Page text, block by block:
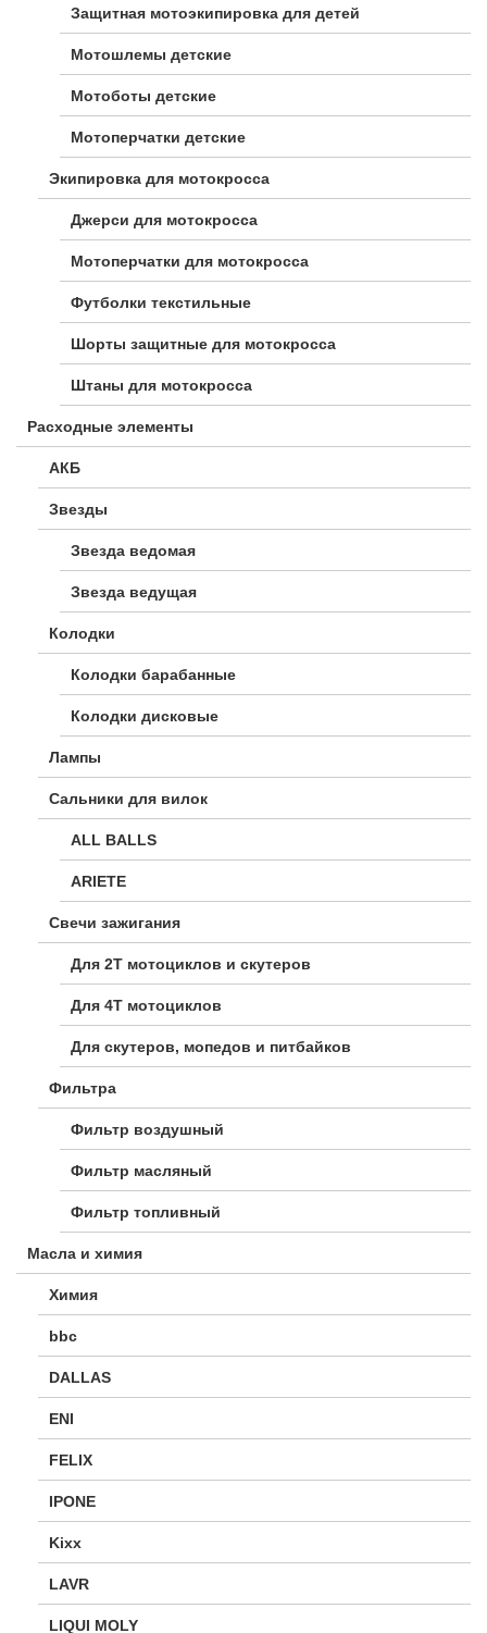
Защитная мотоэкипировка для детей
Мотошлемы детские
Мотоботы детские
Мотоперчатки детские
Экипировка для мотокросса
Джерси для мотокросса
Мотоперчатки для мотокросса
Футболки текстильные
Шорты защитные для мотокросса
Штаны для мотокросса
Расходные элементы
АКБ
Звезды
Звезда ведомая
Звезда ведущая
Колодки
Колодки барабанные
Колодки дисковые
Лампы
Сальники для вилок
ALL BALLS
ARIETE
Свечи зажигания
Для 2Т мотоциклов и скутеров
Для 4Т мотоциклов
Для скутеров, мопедов и питбайков
Фильтра
Фильтр воздушный
Фильтр масляный
Фильтр топливный
Масла и химия
Химия
bbc
DALLAS
ENI
FELIX
IPONE
Kixx
LAVR
LIQUI MOLY